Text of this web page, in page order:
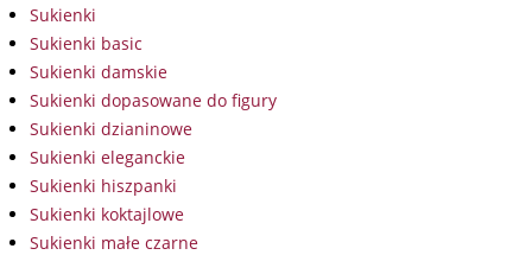
Sukienki
Sukienki basic
Sukienki damskie
Sukienki dopasowane do figury
Sukienki dzianinowe
Sukienki eleganckie
Sukienki hiszpanki
Sukienki koktajlowe
Sukienki małe czarne